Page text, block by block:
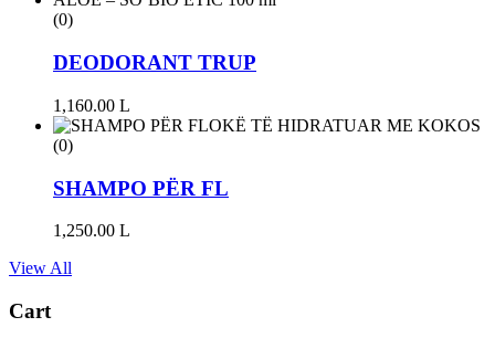
(0)
DEODORANT TRUP
1,160.00 L
(0)
SHAMPO PËR FL
1,250.00 L
View All
Cart